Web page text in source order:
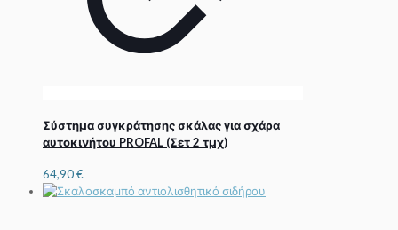
Σύστημα συγκράτησης σκάλας για σχάρα
αυτοκινήτου PROFAL (Σετ 2 τμχ)
64,90€